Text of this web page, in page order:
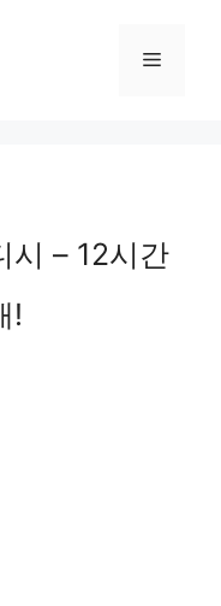
Menu
시 – 12시간
!